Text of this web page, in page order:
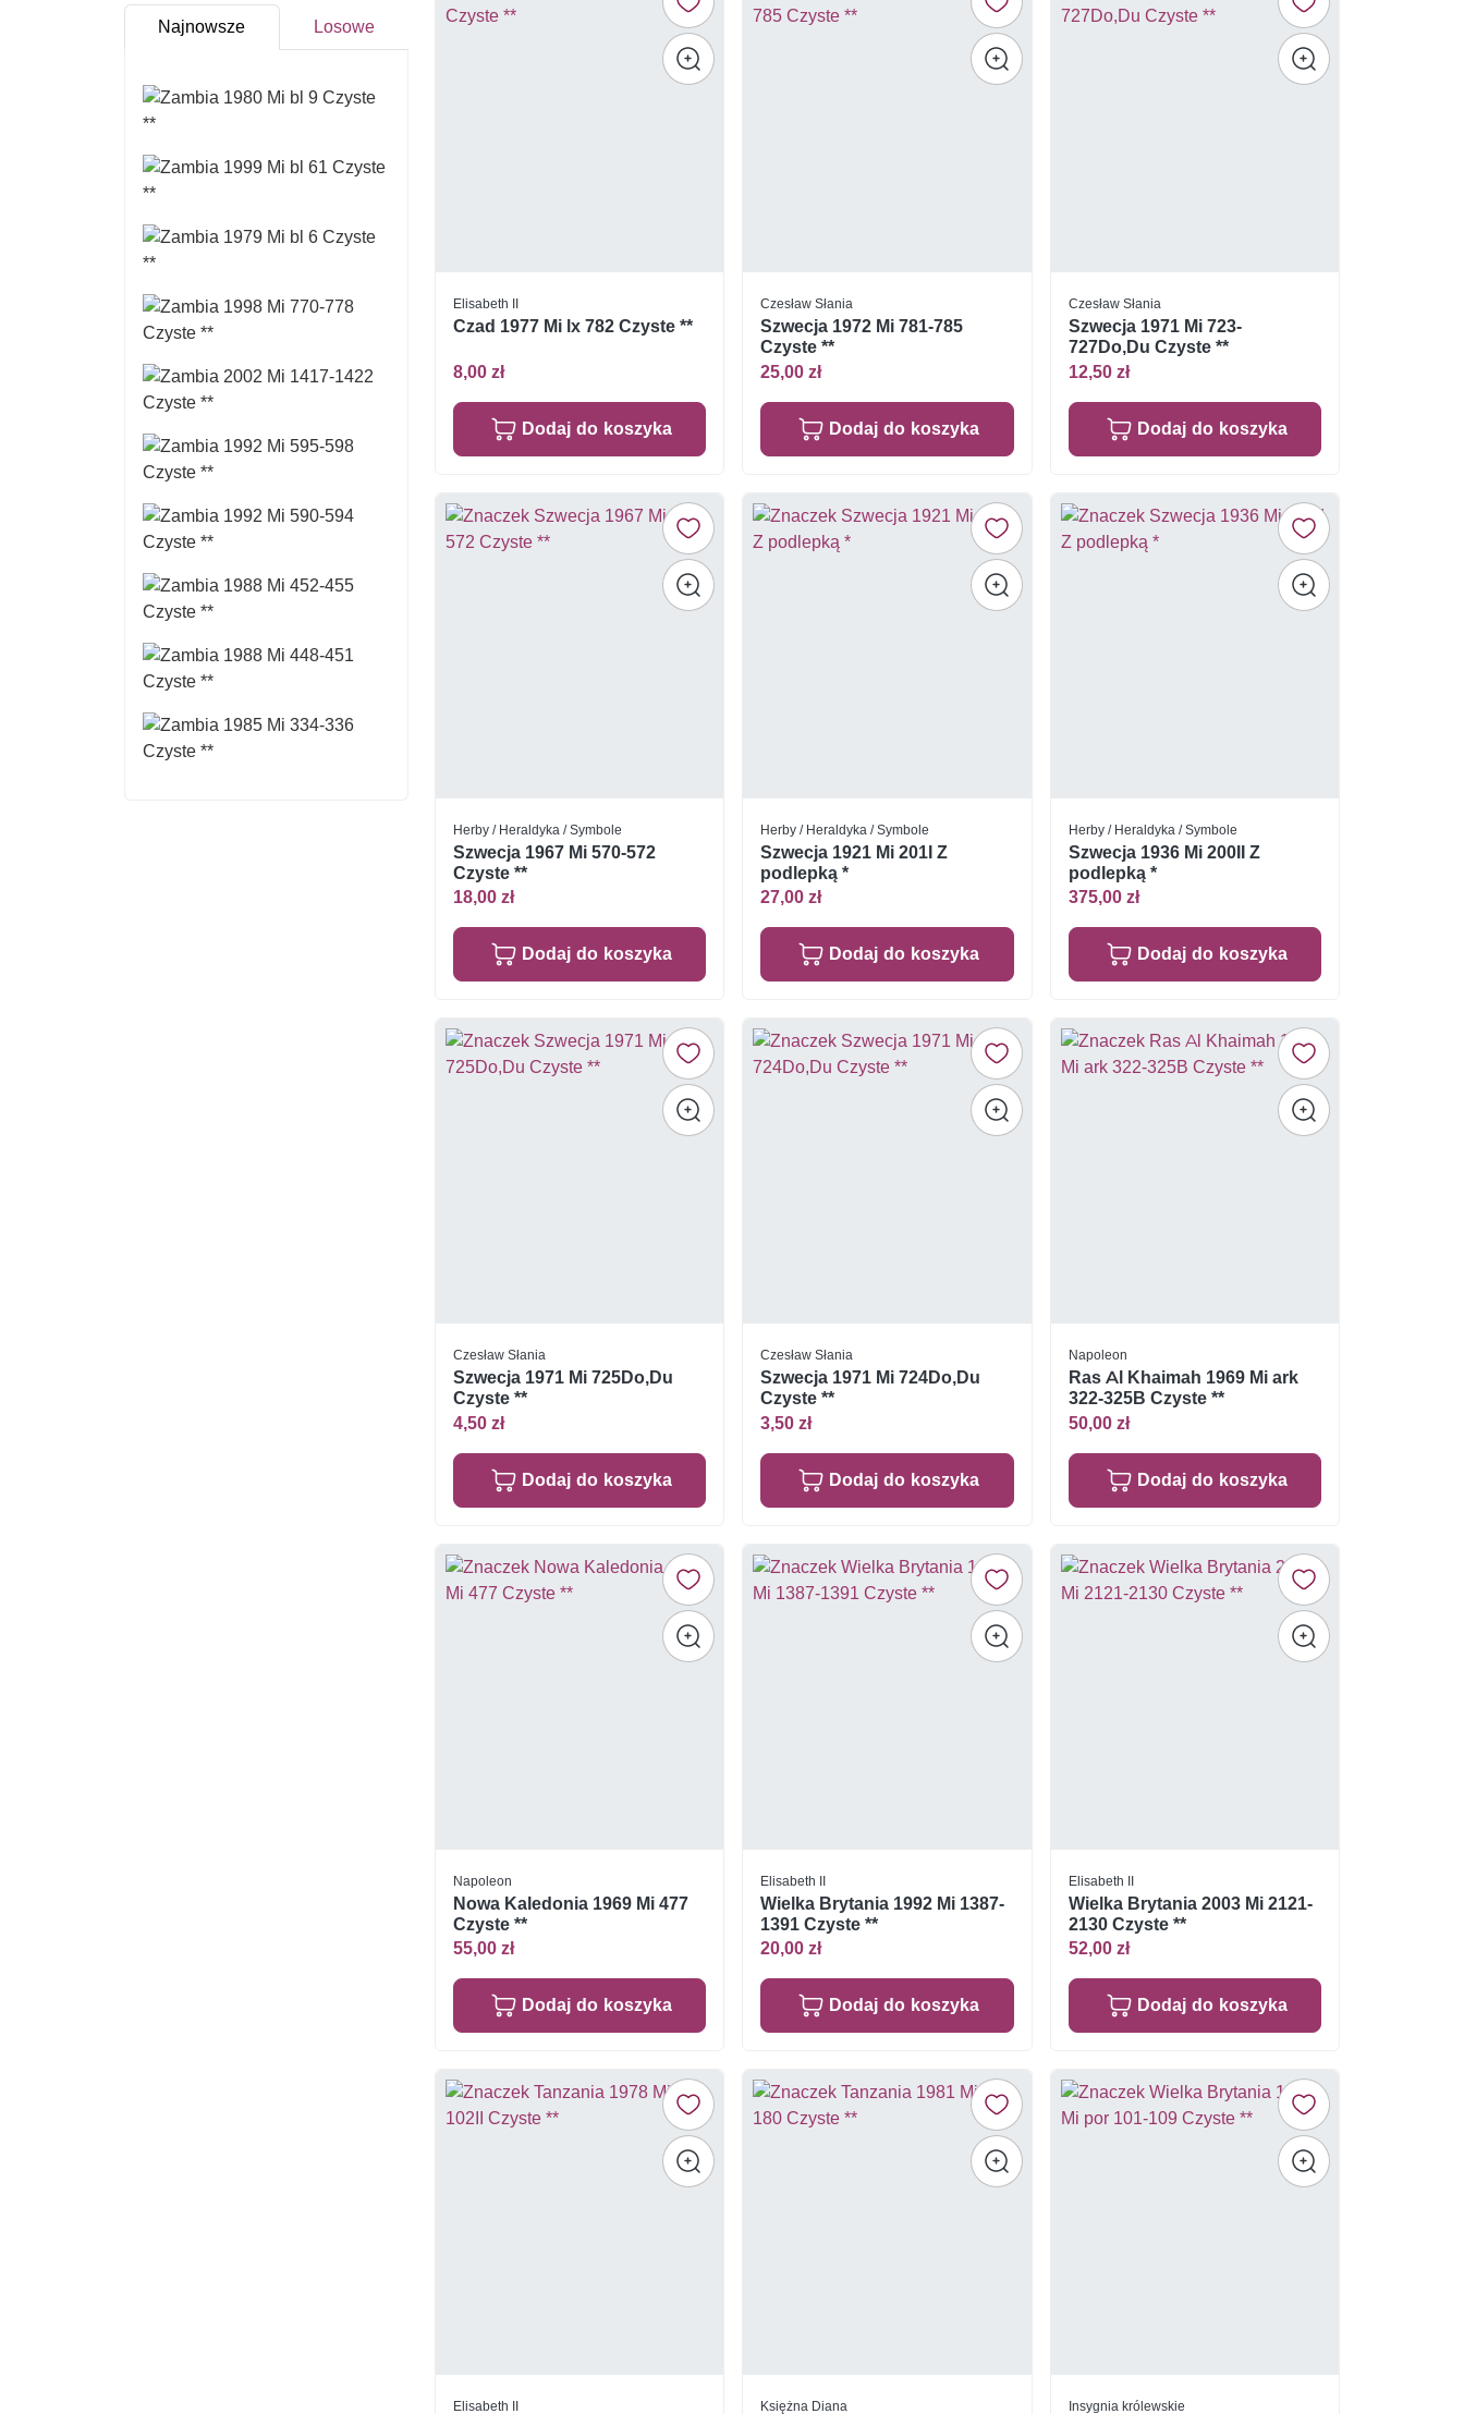
Najnowsze Losowe
Elisabeth II
Czad 1977 Mi lx 782 Czyste **
8,00 zł
Dodaj do koszyka
Czesław Słania
Szwecja 1972 Mi 781-785
Czyste **
25,00 zł
Dodaj do koszyka
Czesław Słania
Szwecja 1971 Mi 723-
727Do,Du Czyste **
12,50 zł
Dodaj do koszyka
Herby / Heraldyka / Symbole
Szwecja 1967 Mi 570-572
Czyste **
18,00 zł
Dodaj do koszyka
Herby / Heraldyka / Symbole
Szwecja 1921 Mi 201I Z
podlepką *
27,00 zł
Dodaj do koszyka
Herby / Heraldyka / Symbole
Szwecja 1936 Mi 200II Z
podlepką *
375,00 zł
Dodaj do koszyka
Czesław Słania
Szwecja 1971 Mi 725Do,Du
Czyste **
4,50 zł
Dodaj do koszyka
Czesław Słania
Szwecja 1971 Mi 724Do,Du
Czyste **
3,50 zł
Dodaj do koszyka
Napoleon
Ras Al Khaimah 1969 Mi ark
322-325B Czyste **
50,00 zł
Dodaj do koszyka
Napoleon
Nowa Kaledonia 1969 Mi 477
Czyste **
55,00 zł
Dodaj do koszyka
Elisabeth II
Wielka Brytania 1992 Mi 1387-
1391 Czyste **
20,00 zł
Dodaj do koszyka
Elisabeth II
Wielka Brytania 2003 Mi 2121-
2130 Czyste **
52,00 zł
Dodaj do koszyka
Elisabeth II Księżna Diana Insygnia królewskie